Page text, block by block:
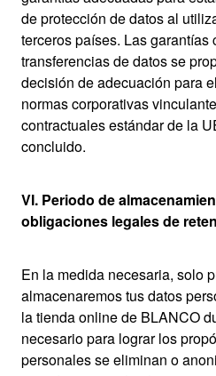
de protección de datos al
terceros países. Las
transferencias de datos se
decisión de adecuación para
normas corporativas
contractuales estándar de la
concluido.
VI. Periodo de
obligaciones legales de
En la medida necesaria, solo
almacenaremos tus datos
la tienda online de BLANCO
necesario para lograr los
personales se eliminan o